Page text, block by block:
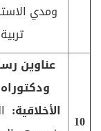
ومدي
10
عناوين
الأخلاقية: